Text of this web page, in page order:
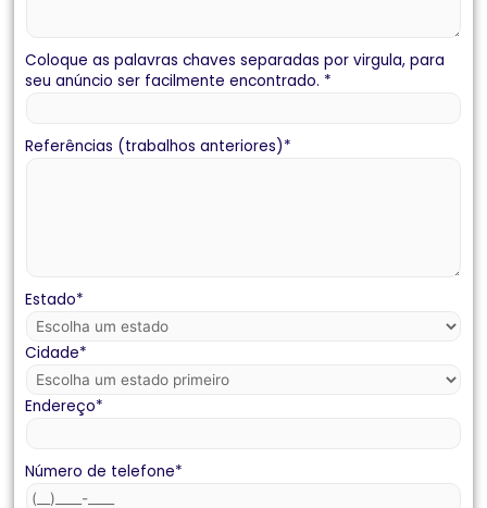
Coloque as palavras chaves separadas por virgula, para
seu anúncio ser facilmente encontrado. *
Referências (trabalhos anteriores)*
Estado*
Cidade*
Endereço*
Número de telefone*